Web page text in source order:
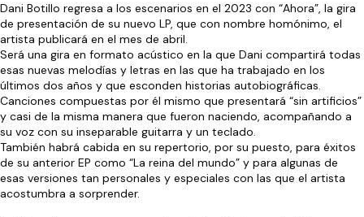
Dani Botillo regresa a los escenarios en el 2023 con “Ahora”, la gira
de presentación de su nuevo LP, que con nombre homónimo, el
artista publicará en el mes de abril.
Será una gira en formato acústico en la que Dani compartirá todas
esas nuevas melodías y letras en las que ha trabajado en los
últimos dos años y que esconden historias autobiográficas.
Canciones compuestas por él mismo que presentará “sin artificios”
y casi de la misma manera que fueron naciendo, acompañando a
su voz con su inseparable guitarra y un teclado.
También habrá cabida en su repertorio, por su puesto, para éxitos
de su anterior EP como “La reina del mundo” y para algunas de
esas versiones tan personales y especiales con las que el artista
acostumbra a sorprender.